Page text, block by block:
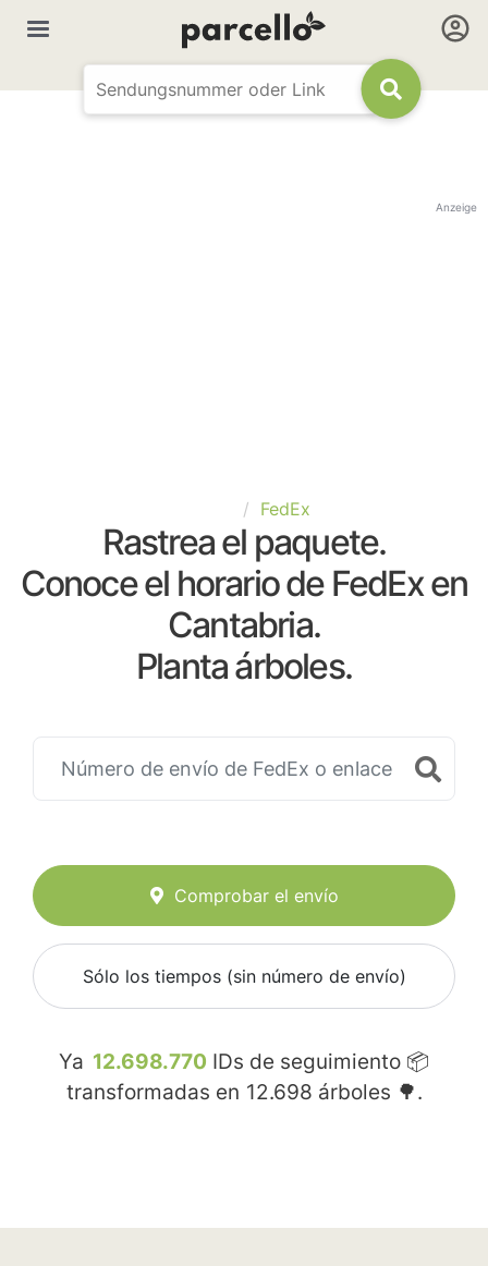
Anzeige
FedEx
Rastrea el paquete.
Conoce el horario de FedEx en
Cantabria.
Planta árboles.
Comprobar el envío
Sólo los tiempos (sin número de envío)
Ya 12.698.770 IDs de seguimiento 📦
transformadas en 12.698 árboles 🌳.